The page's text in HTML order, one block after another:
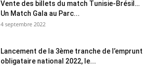
Vente des billets du match Tunisie-Brésil…
Un Match Gala au Parc...
4 septembre 2022
Lancement de la 3ème tranche de l’emprunt
obligataire national 2022, le...